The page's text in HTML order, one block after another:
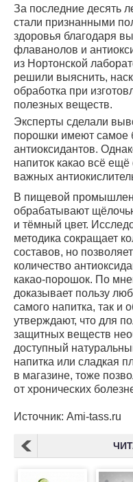
За последние десять
стали признанными
здоровья благодаря
флаванолов и
из Нортонской
решили выяснить,
обработка при
полезных веществ.
Эксперты сделали
порошки имеют самое
антиоксидантов.
напиток какао всё
важных
В пищевой
обрабатывают
и тёмный цвет.
методика сокращает
составов, но
количество
какао-порошок. По
доказывает пользу
самого напитка, так и
утверждают, что для
защитных веществ
доступный
напитка или сладкая
в магазине, тоже
от хронических
Источник: Ami-tass.ru